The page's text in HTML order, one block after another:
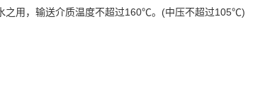
之用，输送介质温度不超过160℃。(中压不超过105℃)